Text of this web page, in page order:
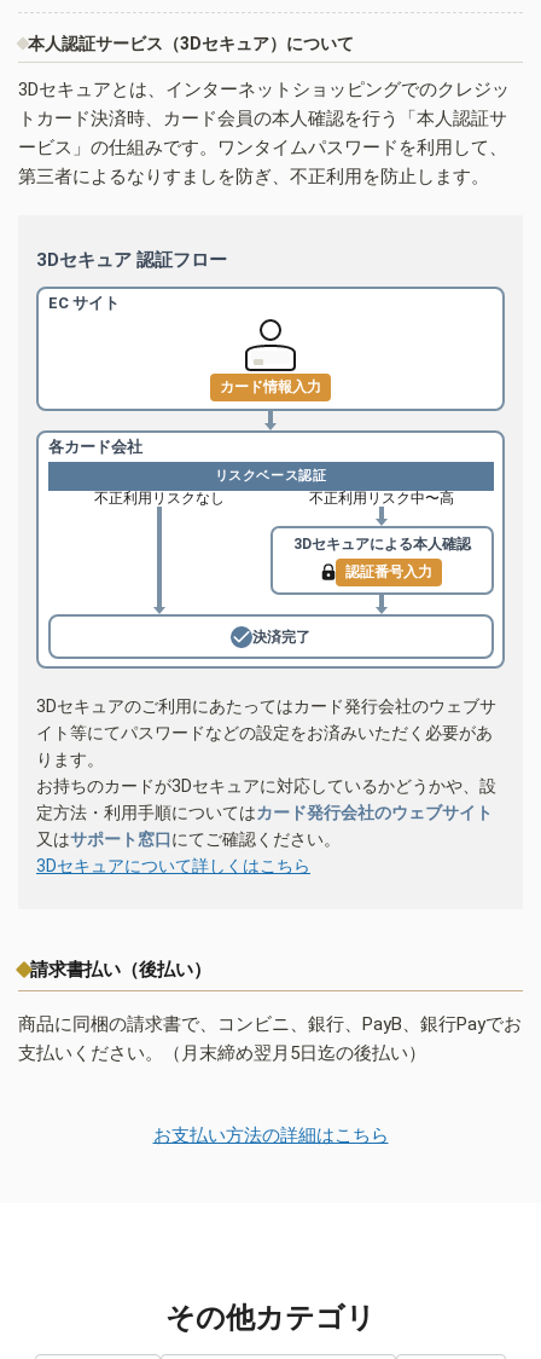
本人認証サービス（3Dセキュア）について
3Dセキュアとは、インターネットショッピングでのクレジッ
トカード決済時、カード会員の本人確認を行う「本人認証サ
ービス」の仕組みです。ワンタイムパスワードを利用して、
第三者によるなりすましを防ぎ、不正利用を防止します。
3Dセキュア 認証フロー
EC サイト
カード情報入力
各カード会社
リスクベース認証
不正利用リスクなし 不正利用リスク中〜高
3Dセキュアによる本人確認
認証番号入力
決済完了
3Dセキュアのご利用にあたってはカード発行会社のウェブサ
イト等にてパスワードなどの設定をお済みいただく必要があ
ります。
お持ちのカードが3Dセキュアに対応しているかどうかや、設
定方法・利用手順についてはカード発行会社のウェブサイト
又はサポート窓口にてご確認ください。
3Dセキュアについて詳しくはこちら
請求書払い（後払い）
商品に同梱の請求書で、コンビニ、銀行、PayB、銀行Payでお
支払いください。（月末締め翌月5日迄の後払い）
お支払い方法の詳細はこちら
その他カテゴリ